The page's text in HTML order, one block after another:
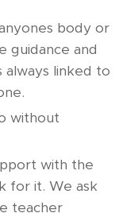
body or
guidance and
always linked to
without
with the
for it. We ask
teacher